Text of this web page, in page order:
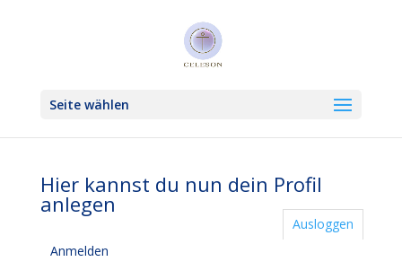
Seite wählen
Hier kannst du nun dein Profil
anlegen
Ausloggen
Anmelden